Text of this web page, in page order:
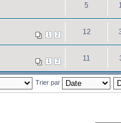
5
1 2 12
1 2 11
Trier par